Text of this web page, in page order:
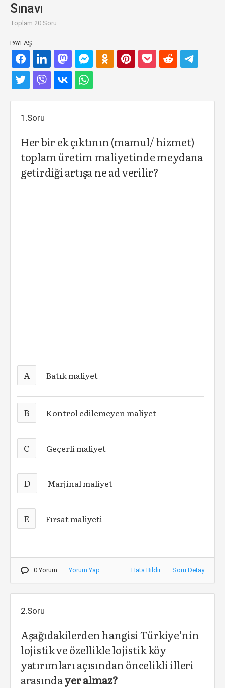
Sınavı
Toplam 20 Soru
PAYLAŞ:
1.Soru
Her bir ek çıktının (mamul/ hizmet)
toplam üretim maliyetinde meydana
getirdiği artışa ne ad verilir?
A Batık maliyet
B Kontrol edilemeyen maliyet
C Geçerli maliyet
D Marjinal maliyet
E Fırsat maliyeti
0 Yorum Yorum Yap Hata Bildir Soru Detay
2.Soru
Aşağıdakilerden hangisi Türkiye’nin
lojistik ve özellikle lojistik köy
yatırımları açısından öncelikli illeri
arasındayer almaz?